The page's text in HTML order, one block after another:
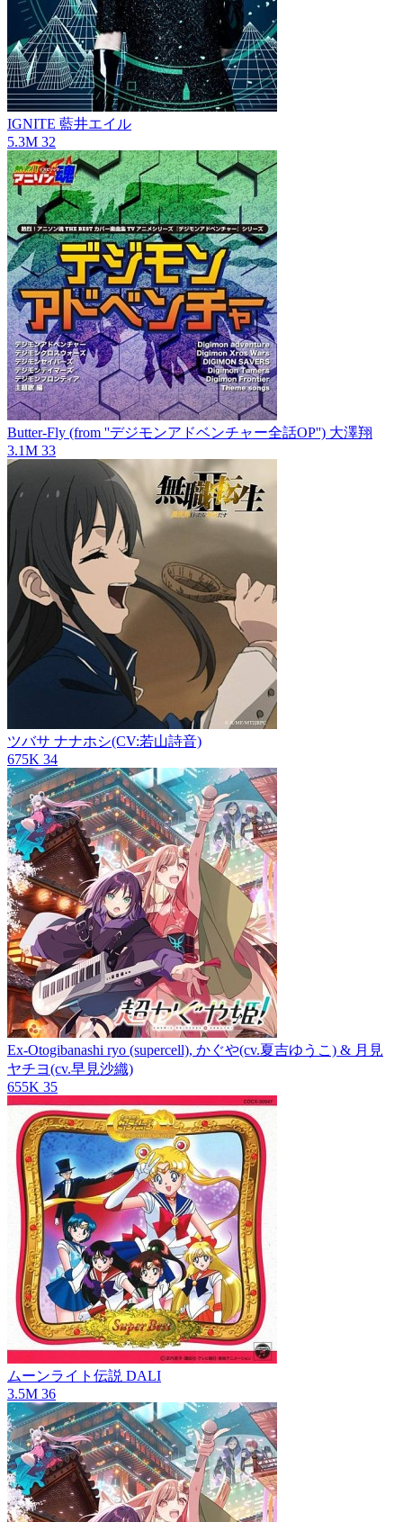
IGNITE 藍井エイル
5.3M 32
Butter-Fly (from ''デジモンアドベンチャー全話OP'') 大澤翔
3.1M 33
ツバサ ナナホシ(CV:若山詩音)
675K 34
Ex-Otogibanashi ryo (supercell), かぐや(cv.夏吉ゆうこ) & 月見
ヤチヨ(cv.早見沙織)
655K 35
ムーンライト伝説 DALI
3.5M 36